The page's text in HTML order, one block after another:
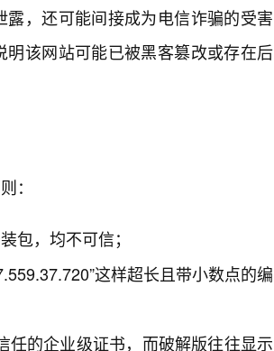
，还可能间接成为电信诈骗的受害
该网站可能已被黑客篡改或存在后
：
包，均不可信；
这样超长且带小数点的编
任的企业级证书，而破解版往往显示